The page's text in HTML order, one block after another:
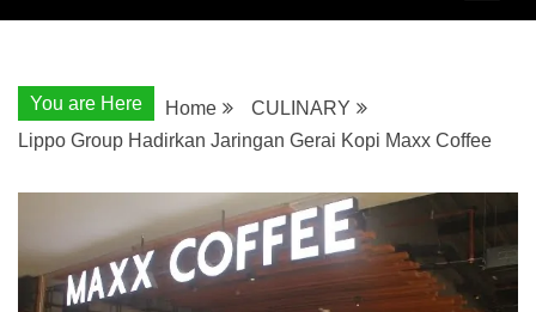
You are Here Home
CULINARY
Lippo Group Hadirkan Jaringan Gerai Kopi Maxx Coffee